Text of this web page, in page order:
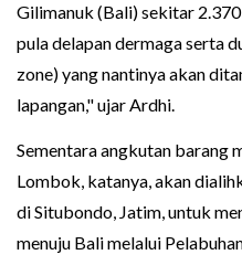
Gilimanuk (Bali) sekitar
pula delapan dermaga serta
zone) yang nantinya akan
lapangan," ujar Ardhi.
Sementara angkutan barang
Lombok, katanya, akan
di Situbondo, Jatim, untuk
menuju Bali melalui